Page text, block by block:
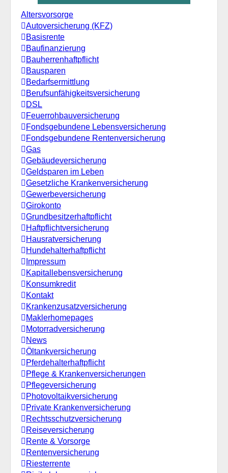
Altersvorsorge
Autoversicherung (KFZ)
Basisrente
Baufinanzierung
Bauherrenhaftpflicht
Bausparen
Bedarfsermittlung
Berufs­unfähigkeitsversicherung
DSL
Feuerrohbauversicherung
Fondsgebundene Lebensversicherung
Fondsgebundene Rentenversicherung
Gas
Gebäudeversicherung
Geldsparen im Leben
Gesetzliche Krankenversicherung
Gewerbeversicherung
Girokonto
Grundbesitzerhaftpflicht
Haftpflichtversicherung
Hausratversicherung
Hundehalterhaftpflicht
Impressum
Kapitallebensversicherung
Konsumkredit
Kontakt
Krankenzusatzversicherung
Maklerhomepages
Motorradversicherung
News
Öltankversicherung
Pferdehalterhaftpflicht
Pflege & Krankenversicherungen
Pflegeversicherung
Photovoltaikversicherung
Private Krankenversicherung
Rechtsschutzversicherung
Reiseversicherung
Rente & Vorsorge
Rentenversicherung
Riesterrente